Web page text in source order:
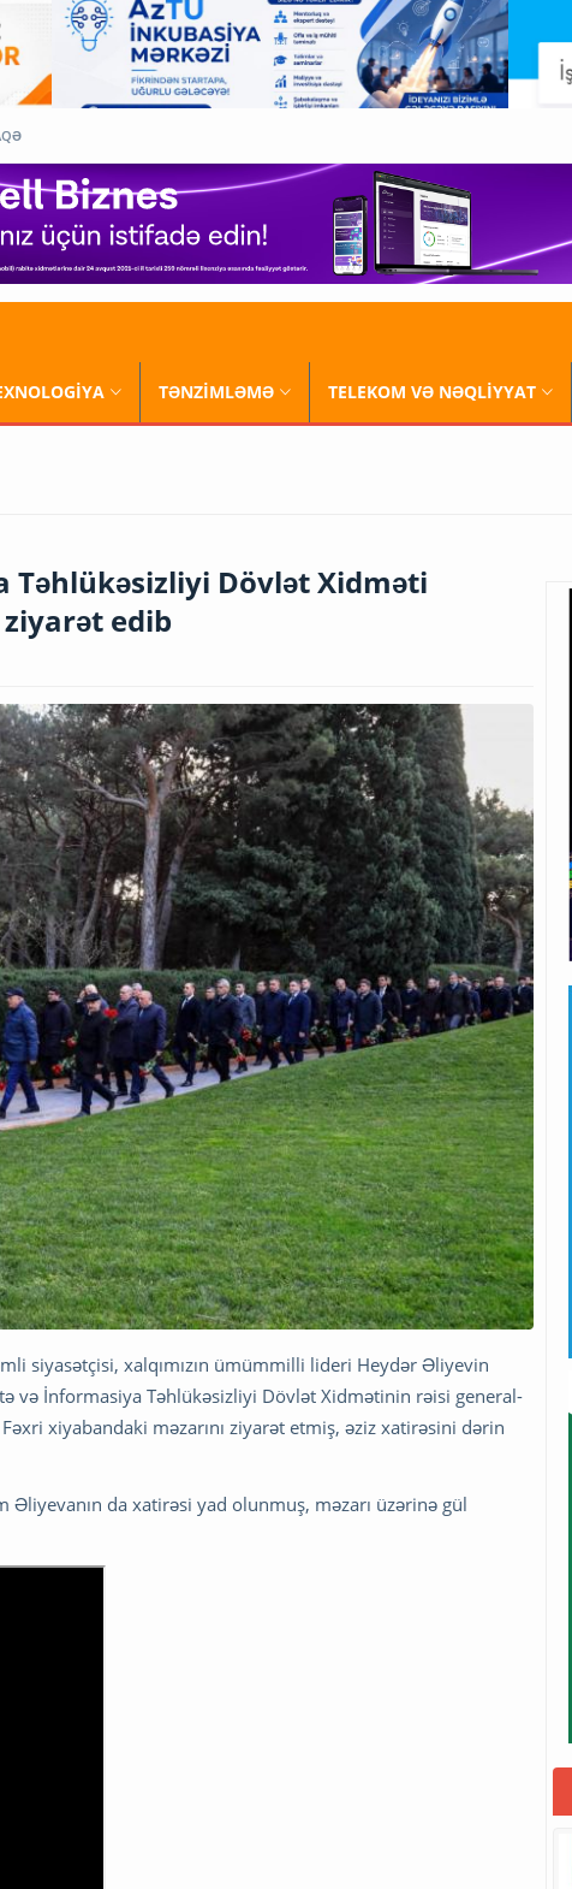
TƏNZİMLƏMƏ TELEKOM VƏ NƏQLİYYAT
Təhlükəsizliyi Dövlət Xidməti
edib
siyasətçisi, xalqımızın ümümmilli lideri Heydər Əliyevin
və İnformasiya Təhlükəsizliyi Dövlət Xidmətinin rəisi general-
xiyabandaki məzarını ziyarət etmiş, əziz xatirəsini dərin
da xatirəsi yad olunmuş, məzarı üzərinə gül